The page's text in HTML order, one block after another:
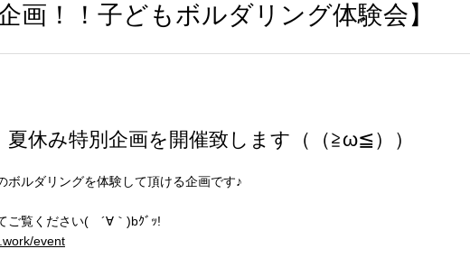
画！！子どもボルダリング体験会】
夏休み特別企画を開催致します（（≧ω≦））
ボルダリングを体験して頂ける企画です♪
ご覧ください( ´∀｀)bｸﾞｯ!
event